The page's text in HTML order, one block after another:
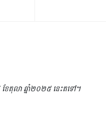
ខែតុលា ឆ្នាំ២០២៥ នេះតទៅ។